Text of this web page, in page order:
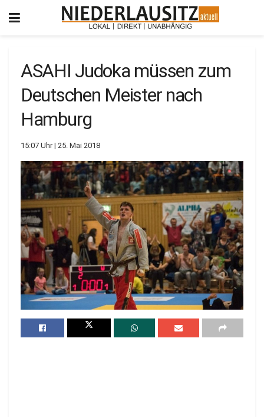
ASAHI Judoka müssen zum
Deutschen Meister nach
Hamburg
15:07 Uhr | 25. Mai 2018